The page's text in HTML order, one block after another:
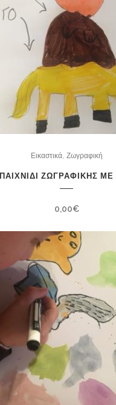
Εικαστικά, Ζωγραφική
ΠΑΙΧΝΙΔΙ ΖΩΓΡΑΦΙΚΗΣ
0,00€